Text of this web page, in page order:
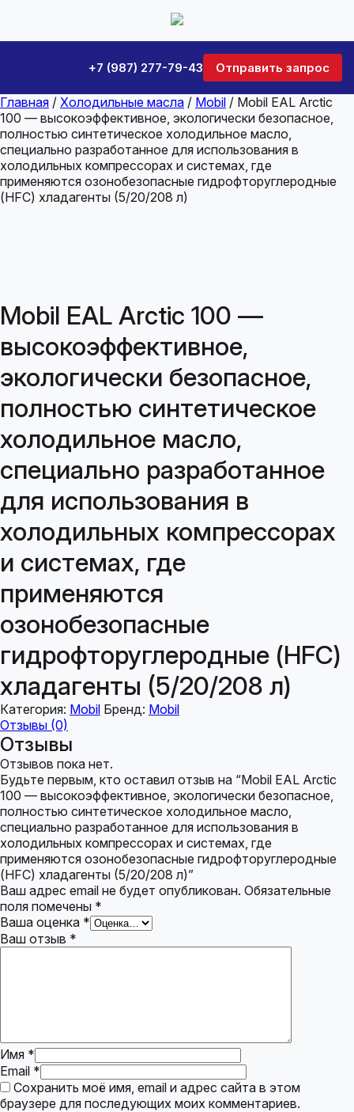
+7 (987) 277-79-43 Отправить запрос
Главная / Холодильные масла / Mobil / Mobil EAL Arctic
100 — высокоэффективное, экологически безопасное,
полностью синтетическое холодильное масло,
специально разработанное для использования в
холодильных компрессорах и системах, где
применяются озонобезопасные гидрофторуглеродные
(HFC) хладагенты (5/20/208 л)
Mobil EAL Arctic 100 —
высокоэффективное,
экологически безопасное,
полностью синтетическое
холодильное масло,
специально разработанное
для использования в
холодильных компрессорах
и системах, где
применяются
озонобезопасные
гидрофторуглеродные (HFC)
хладагенты (5/20/208 л)
Категория: Mobil Бренд: Mobil
Отзывы (0)
Отзывы
Отзывов пока нет.
Будьте первым, кто оставил отзыв на “Mobil EAL Arctic
100 — высокоэффективное, экологически безопасное,
полностью синтетическое холодильное масло,
специально разработанное для использования в
холодильных компрессорах и системах, где
применяются озонобезопасные гидрофторуглеродные
(HFC) хладагенты (5/20/208 л)”
Ваш адрес email не будет опубликован. Обязательные
поля помечены *
Ваша оценка *
Ваш отзыв *
Имя *
Email *
Сохранить моё имя, email и адрес сайта в этом
браузере для последующих моих комментариев.